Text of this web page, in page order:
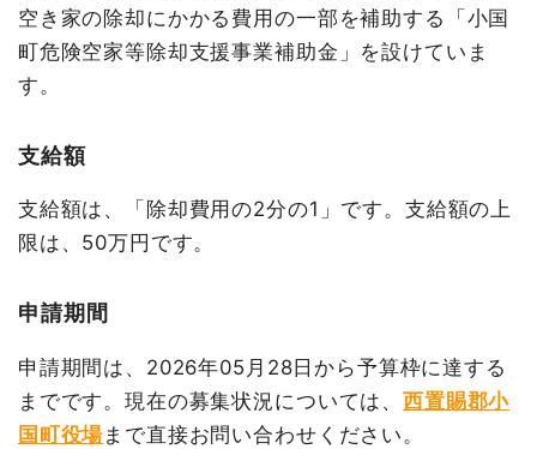
空き家の除却にかかる費用の一部を補助する「小国
町危険空家等除却支援事業補助金」を設けていま
す。
支給額
支給額は、「除却費用の2分の1」です。支給額の上
限は、50万円です。
申請期間
申請期間は、2026年05月28日から予算枠に達する
までです。現在の募集状況については、西置賜郡小
国町役場まで直接お問い合わせください。